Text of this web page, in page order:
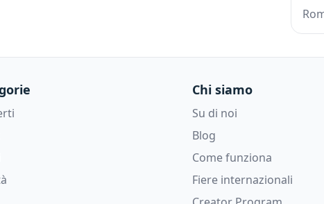
Chi siamo
Su di noi
Blog
Come funziona
Fiere internazionali